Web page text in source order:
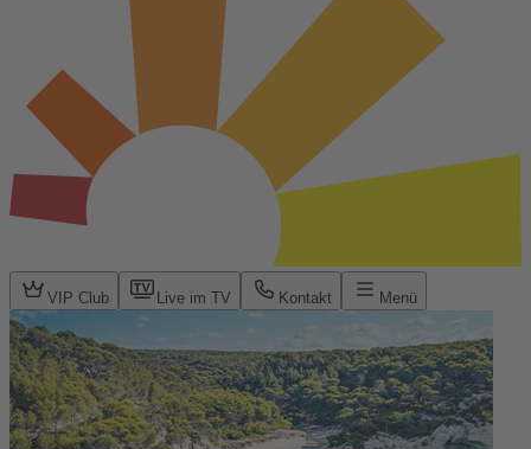
VIP Club Live im TV Kontakt Menü